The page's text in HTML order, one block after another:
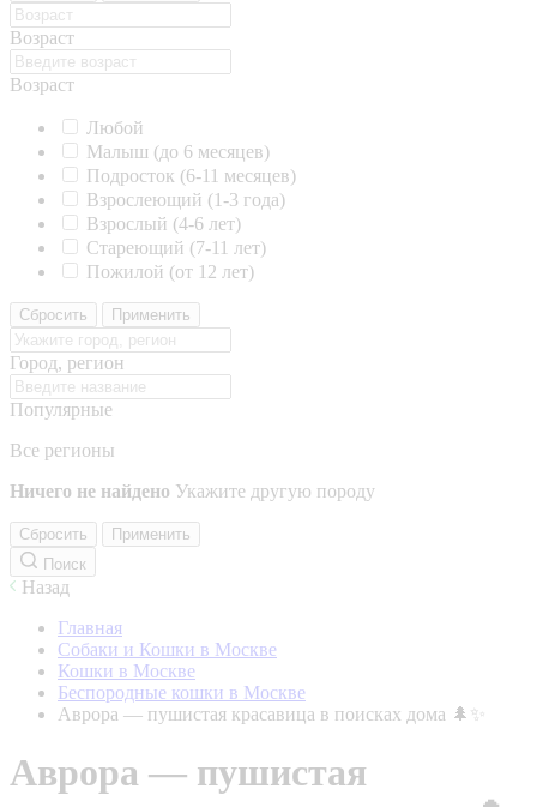
Возраст
Возраст
Любой
Малыш (до 6 месяцев)
Подросток (6-11 месяцев)
Взрослеющий (1-3 года)
Взрослый (4-6 лет)
Стареющий (7-11 лет)
Пожилой (от 12 лет)
Сбросить Применить
Город, регион
Популярные
Все регионы
Ничего не найдено Укажите другую породу
Сбросить
Применить
Поиск
Назад
Главная
Собаки и Кошки в Москве
Кошки в Москве
Беспородные кошки в Москве
Аврора — пушистая красавица в поисках дома 🌲✨
Аврора — пушистая